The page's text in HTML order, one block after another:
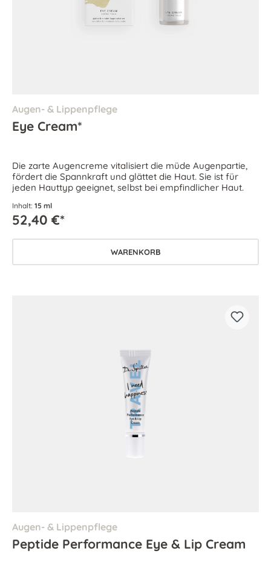
Augen- & Lippenpflege
Eye Cream*
Die zarte Augencreme vitalisiert die müde Augenpartie,
fördert die Spannkraft und glättet die Haut. Sie ist für
jeden Hauttyp geeignet, selbst bei empfindlicher Haut.
Inhalt: 15 ml
52,40 €*
WARENKORB
Augen- & Lippenpflege
Peptide Performance Eye & Lip Cream